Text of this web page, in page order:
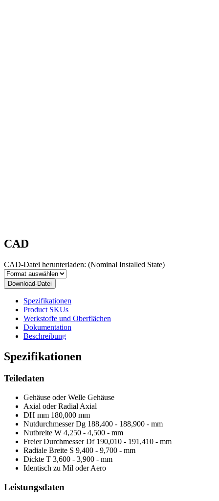
CAD
CAD-Datei herunterladen: (Nominal Installed State)
Download-Datei
Spezifikationen
Product SKUs
Werkstoffe und Oberflächen
Dokumentation
Beschreibung
Spezifikationen
Teiledaten
Gehäuse oder Welle Gehäuse
Axial oder Radial Axial
DH mm 180,000 mm
Nutdurchmesser Dg 188,400 - 188,900 - mm
Nutbreite W 4,250 - 4,500 - mm
Freier Durchmesser Df 190,010 - 191,410 - mm
Radiale Breite S 9,400 - 9,700 - mm
Dickte T 3,600 - 3,900 - mm
Identisch zu Mil oder Aero
Leistungsdaten